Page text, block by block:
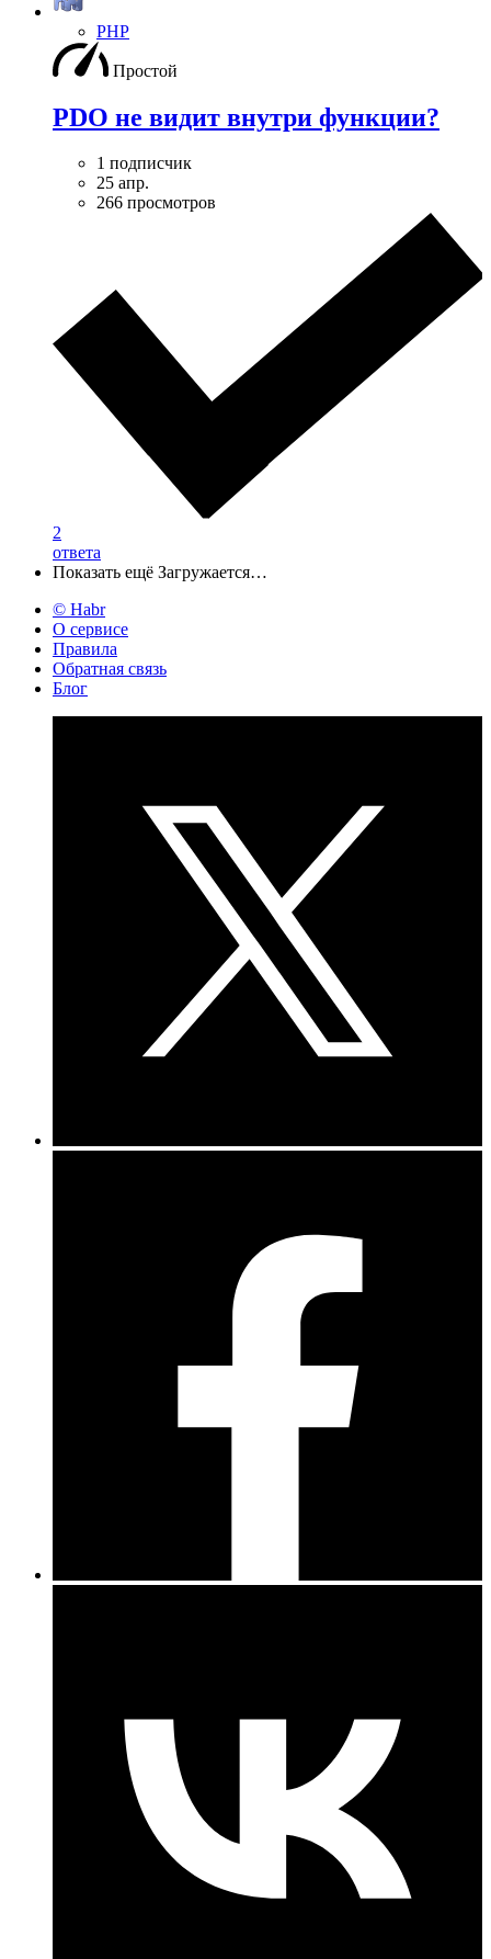
PHP
Простой
PDO не видит внутри функции?
1 подписчик
25 апр.
266 просмотров
2
ответа
Показать ещё Загружается…
© Habr
О сервисе
Правила
Обратная связь
Блог